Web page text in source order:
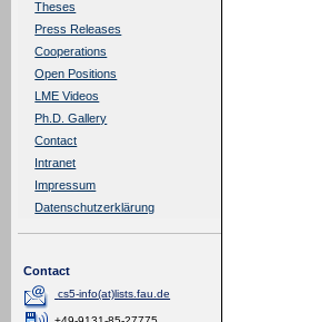
Theses
Press Releases
Cooperations
Open Positions
LME Videos
Ph.D. Gallery
Contact
Intranet
Impressum
Datenschutzerklärung
Contact
cs5-info(at)lists.fau.de